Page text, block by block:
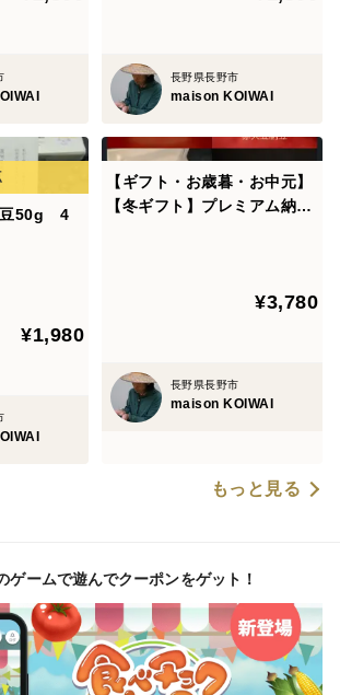
長野県長野市
maison KOIWAI
豆50g 4
¥1,980
【ギフト・お歳暮・お中元】
【冬ギフト】プレミアム納豆
¥3,780
長野県長野市
maison KOIWAI
もっと見る
ゲームで遊んでクーポンをゲット！